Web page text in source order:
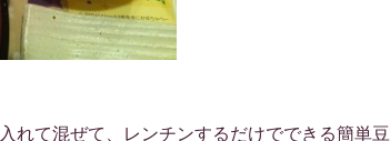
れて混ぜて、レンチンするだけでできる簡単豆